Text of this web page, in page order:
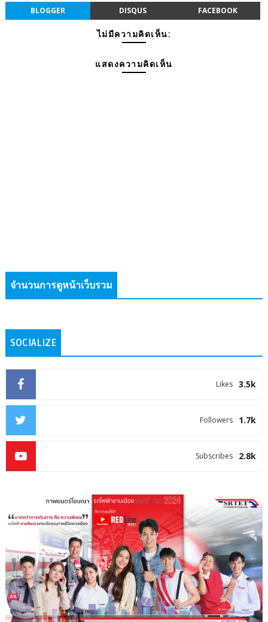
BLOGGER DISQUS FACEBOOK
ไม่มีความคิดเห็น:
แสดงความคิดเห็น
จำนวนการดูหน้าเว็บรวม
SOCIALIZE
3.5k
Likes
1.7k
Followers
2.8k
Subscribes